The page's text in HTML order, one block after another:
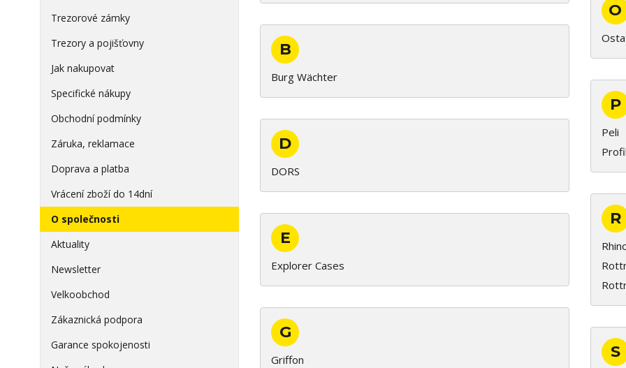
Trezorové zámky
Trezory a pojišťovny
Jak nakupovat
Specifické nákupy
Obchodní podmínky
Záruka, reklamace
Doprava a platba
Vrácení zboží do 14dní
O společnosti
Aktuality
Newsletter
Velkoobchod
Zákaznická podpora
Garance spokojenosti
B
Burg Wächter
D
DORS
E
Explorer Cases
G
Griffon
O
P
Peli
R
S